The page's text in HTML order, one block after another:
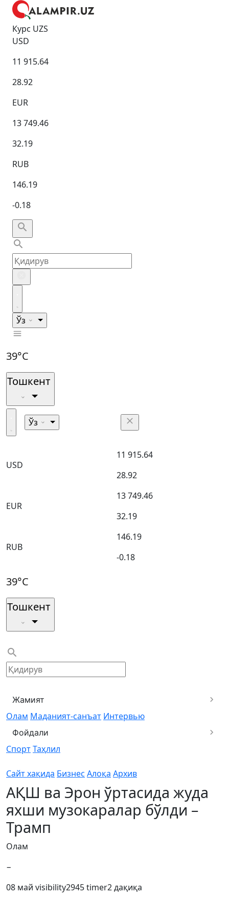
Курс UZS
USD
11 915.64
28.92
EUR
13 749.46
32.19
RUB
146.19
-0.18
Ўз
39°C
Тошкент
Ўз
USD
11 915.64
28.92
EUR
13 749.46
32.19
RUB
146.19
-0.18
39°C
Тошкент
Жамият
Олам Маданият-санъат Интервью
Фойдали
СпортТаҳлил
Сайт хақида Бизнес Алоқа Архив
АҚШ ва Эрон ўртасида жуда
яхши музокаралар бўлди –
Трамп
Олам
−
08 май visibility2945timer2 дақиқа